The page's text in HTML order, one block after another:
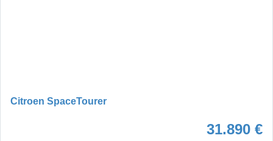
Citroen SpaceTourer
31.890 €